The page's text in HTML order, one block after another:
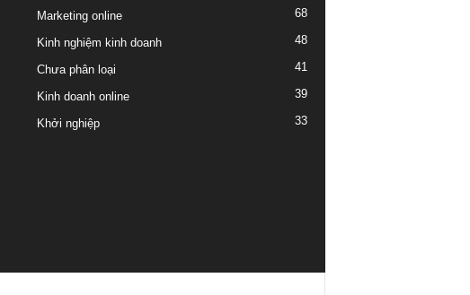
Marketing online 68
Kinh nghiệm kinh doanh 48
Chưa phân loại 41
Kinh doanh online 39
Khởi nghiệp 33